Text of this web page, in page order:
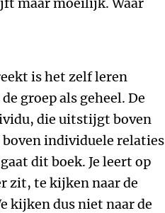
is het zelf leren
groep als geheel. De
die uitstijgt boven
individuele relaties
dit boek. Je leert op
zit, te kijken naar de
kijken dus niet naar de